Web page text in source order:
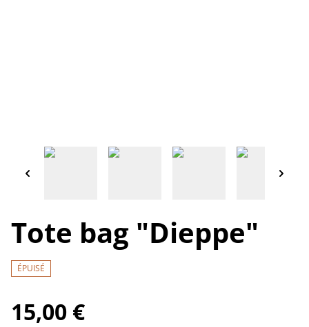
Tote bag "Dieppe"
ÉPUISÉ
15,00 €